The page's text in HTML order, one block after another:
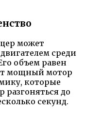
может
среди
объем равен
мощный мотор
которые
до
секунд.